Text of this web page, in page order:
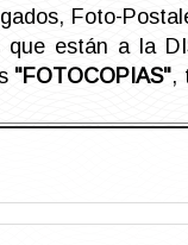
Foto-
que están a la
"FOTOCOPIAS",